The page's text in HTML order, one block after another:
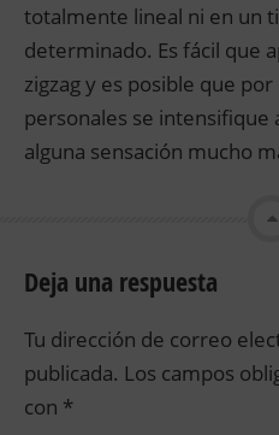
totalmente lineal ni en un
determinado. Es fácil que
zigzag y es posible que
personales se intensifique
alguna sensación mucho
Deja una respuesta
Tu dirección de correo
publicada. Los campos
con *